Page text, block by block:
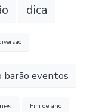
dica
barão eventos
Fim de ano